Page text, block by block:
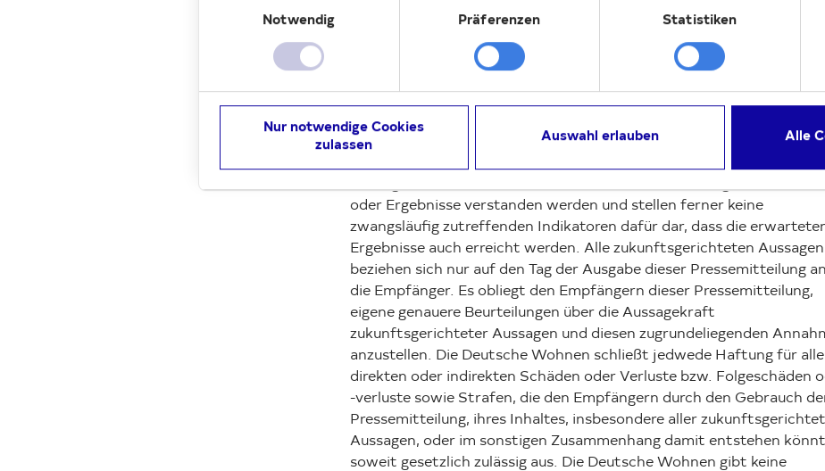
Notwendig
Präferenzen Statistiken
Nur notwendige Cookies
zulassen
Auswahl erlauben Alle
betreffend z. B. Ergebnisse, die aus dem aktuellen Geschäft der
keiner unabhängigen Prüfung oder eingehenden Beurteilung durch die
geben aktuelle Erwartungen gestützt auf den aktuellen Businessplan
und verschiedene weitere Annahmen wieder und beinhalten somit
oder Ergebnisse verstanden werden und stellen ferner keine
zwangsläufig zutreffenden Indikatoren dafür dar, dass die
Ergebnisse auch erreicht werden. Alle zukunftsgerichteten Aussagen
beziehen sich nur auf den Tag der Ausgabe dieser Pressemitteilung an
die Empfänger. Es obliegt den Empfängern dieser Pressemitteilung,
eigene genauere Beurteilungen über die Aussagekraft
zukunftsgerichteter Aussagen und diesen zugrundeliegenden
anzustellen. Die Deutsche Wohnen schließt jedwede Haftung für alle
direkten oder indirekten Schäden oder Verluste bzw. Folgeschäden
-verluste sowie Strafen, die den Empfängern durch den Gebrauch
Pressemitteilung, ihres Inhaltes, insbesondere aller
Aussagen, oder im sonstigen Zusammenhang damit entstehen
soweit gesetzlich zulässig aus. Die Deutsche Wohnen gibt keine